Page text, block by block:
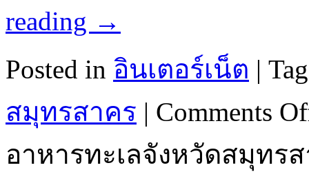
reading →
Posted in อินเตอร์เน็ต |
สมุทรสาคร | Comments
อาหารทะเลจังหวัดสมุทร